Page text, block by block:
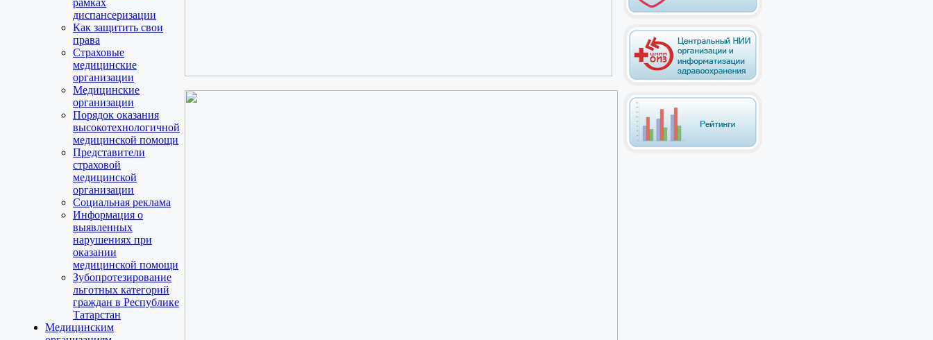
рамках
диспансеризации
Как защитить свои
права
Страховые
медицинские
организации
Медицинские
организации
Порядок оказания
высокотехнологичной
медицинской помощи
Представители
страховой
медицинской
организации
Социальная реклама
Информация о
выявленных
нарушениях при
оказании
медицинской помощи
Зубопротезирование
льготных категорий
граждан в Республике
Татарстан
Медицинским